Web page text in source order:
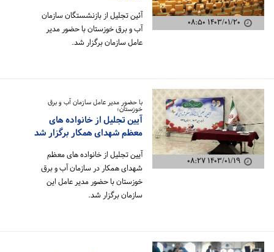
۱۴۰۳/۰۱/۲۰ ۰۸:۵۰
آئین تجلیل از بازنشستگان سازمان
آب و برق خوزستان با حضور مدیر
عامل سازمان برگزار شد.
۱۴۰۳/۰۱/۱۹ ۰۸:۲۷
با حضور مدیر عامل سازمان آب و برق
خوزستان؛
آیین تجلیل از خانواده های
معظم شهدای همکار برگزار شد
آیین تجلیل از خانواده های معظم
شهدای همکار در سازمان آب و برق
خوزستان با حضور مدیر عامل این
سازمان برگزار شد.